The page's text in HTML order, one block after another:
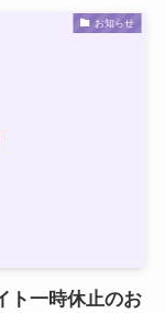
お知らせ
ト一時休止のお